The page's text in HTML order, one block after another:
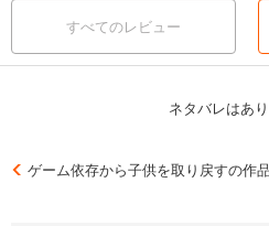
すべてのレビュー
ネタバレはあり
ゲーム依存から子供を取り戻すの作